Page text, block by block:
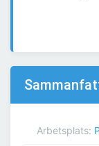
Arbetsplats: